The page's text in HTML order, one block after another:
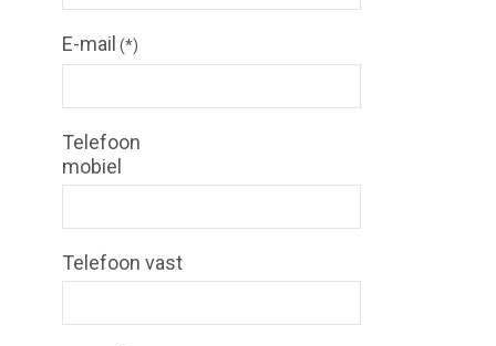
E-mail (*)
Telefoon
mobiel
Telefoon vast